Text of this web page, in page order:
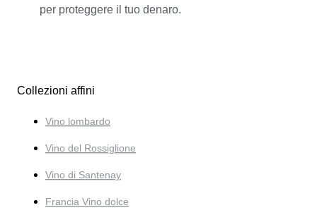
per proteggere il tuo denaro.
Collezioni affini
Vino lombardo
Vino del Rossiglione
Vino di Santenay
Francia Vino dolce